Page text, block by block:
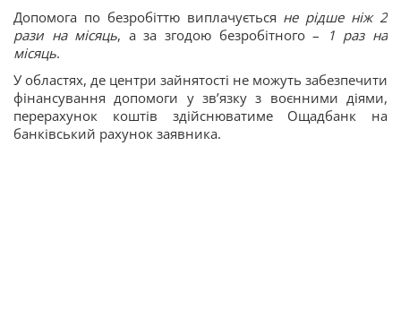
Допомога по безробіттю виплачується не рідше ніж 2
рази на місяць, а за згодою безробітного –
1 раз на
місяць.
У областях, де центри зайнятості не можуть забезпечити
фінансування допомоги у зв’язку з воєнними діями,
перерахунок коштів здійснюватиме Ощадбанк на
банківський рахунок заявника.